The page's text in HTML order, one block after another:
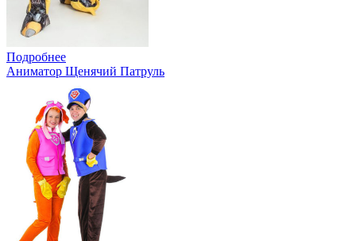
Подробнее
Аниматор Щенячий Патруль